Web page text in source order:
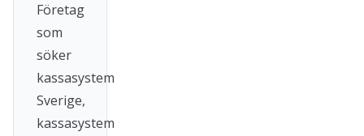
Företag
som
söker
kassasystem
Sverige,
kassasystem